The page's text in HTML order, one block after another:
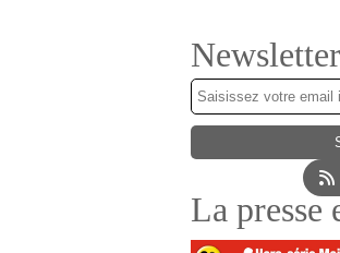
Newsletter
La presse